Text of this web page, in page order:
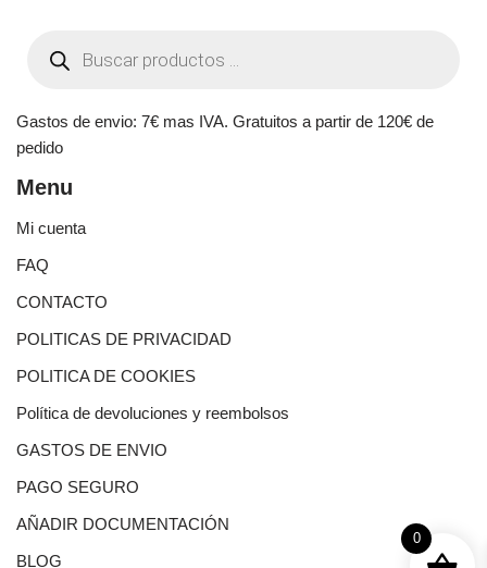
Gastos de envio: 7€ mas IVA. Gratuitos a partir de 120€ de
pedido
Menu
Mi cuenta
FAQ
CONTACTO
POLITICAS DE PRIVACIDAD
POLITICA DE COOKIES
Política de devoluciones y reembolsos
GASTOS DE ENVIO
PAGO SEGURO
AÑADIR DOCUMENTACIÓN
BLOG
0